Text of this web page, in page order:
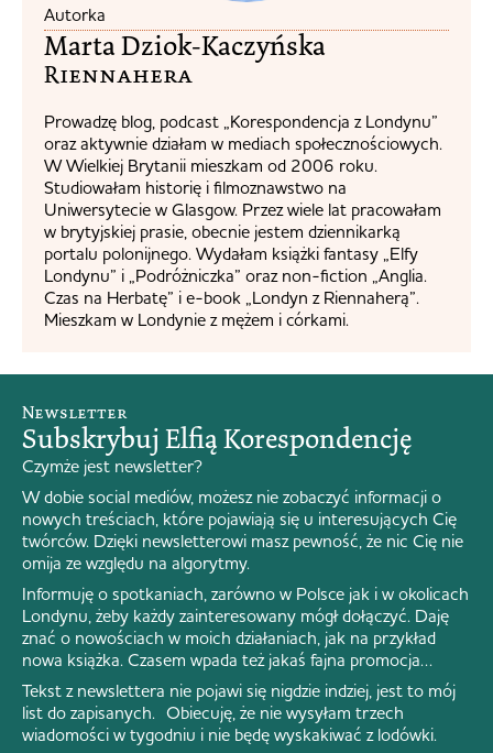
Autorka
Marta Dziok-Kaczyńska
Riennahera​
Prowadzę blog, podcast „Korespondencja z Londynu”
oraz aktywnie działam w mediach społecznościowych.
W Wielkiej Brytanii mieszkam od 2006 roku.
Studiowałam historię i filmoznawstwo na
Uniwersytecie w Glasgow. Przez wiele lat pracowałam
w brytyjskiej prasie, obecnie jestem dziennikarką
portalu polonijnego. Wydałam książki fantasy „Elfy
Londynu” i „Podróżniczka” oraz non-fiction „Anglia.
Czas na Herbatę” i e-book „Londyn z Riennaherą”.
Mieszkam w Londynie z mężem i córkami.
Newsletter
Subskrybuj Elfią Korespondencję
Czymże jest newsletter?
W dobie social mediów, możesz nie zobaczyć informacji o
nowych treściach, które pojawiają się u interesujących Cię
twórców. Dzięki newsletterowi masz pewność, że nic Cię nie
omija ze względu na algorytmy.
Informuję o spotkaniach, zarówno w Polsce jak i w okolicach
Londynu, żeby każdy zainteresowany mógł dołączyć. Daję
znać o nowościach w moich działaniach, jak na przykład
nowa książka. Czasem wpada też jakaś fajna promocja…
Tekst z newslettera nie pojawi się nigdzie indziej, jest to mój
list do zapisanych. Obiecuję, że nie wysyłam trzech
wiadomości w tygodniu i nie będę wyskakiwać z lodówki.